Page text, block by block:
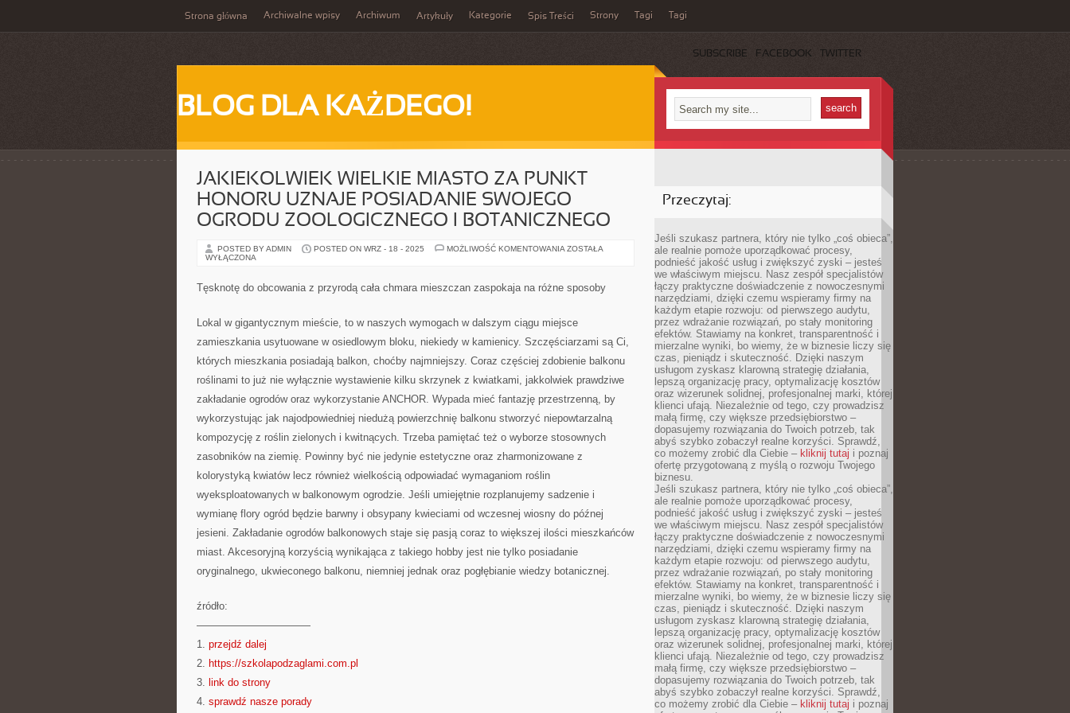
Strona główna Archiwalne wpisy Archiwum Artykuły Kategorie Spis Treści Strony Tagi Tagi
SUBSCRIBE FACEBOOK TWITTER
BLOG DLA KAŻDEGO!
JAKIEKOLWIEK WIELKIE MIASTO ZA PUNKT
HONORU UZNAJE POSIADANIE SWOJEGO
OGRODU ZOOLOGICZNEGO I BOTANICZNEGO
POSTED BY ADMIN POSTED ON WRZ - 18 - 2025 MOŻLIWOŚĆ KOMENTOWANIA JAKIEKOLWIEK
HONORU
OGRODU
I
ZOSTAŁA
WYŁĄCZONA
Tęsknotę do obcowania z przyrodą cała chmara mieszczan zaspokaja na różne sposoby
Lokal w gigantycznym mieście, to w naszych wymogach w dalszym ciągu miejsce
zamieszkania usytuowane w osiedlowym bloku, niekiedy w kamienicy. Szczęściarzami są Ci,
których mieszkania posiadają balkon, choćby najmniejszy. Coraz częściej zdobienie balkonu
roślinami to już nie wyłącznie wystawienie kilku skrzynek z kwiatkami, jakkolwiek prawdziwe
zakładanie ogrodów oraz wykorzystanie ANCHOR. Wypada mieć fantazję przestrzenną, by
wykorzystując jak najodpowiedniej niedużą powierzchnię balkonu stworzyć niepowtarzalną
kompozycję z roślin zielonych i kwitnących. Trzeba pamiętać też o wyborze stosownych
zasobników na ziemię. Powinny być nie jedynie estetyczne oraz zharmonizowane z
kolorystyką kwiatów lecz również wielkością odpowiadać wymaganiom roślin
wyeksploatowanych w balkonowym ogrodzie. Jeśli umiejętnie rozplanujemy sadzenie i
wymianę flory ogród będzie barwny i obsypany kwieciami od wczesnej wiosny do późnej
jesieni. Zakładanie ogrodów balkonowych staje się pasją coraz to większej ilości mieszkańców
miast. Akcesoryjną korzyścią wynikająca z takiego hobby jest nie tylko posiadanie
oryginalnego, ukwieconego balkonu, niemniej jednak oraz pogłębianie wiedzy botanicznej.
źródło:
———————————
1. przejdź dalej
2. https://szkolapodzaglami.com.pl
3. link do strony
4. sprawdź nasze porady
Przeczytaj:
Jeśli szukasz partnera, który nie tylko „coś obieca”,
ale realnie pomoże uporządkować procesy,
podnieść jakość usług i zwiększyć zyski – jesteś
we właściwym miejscu. Nasz zespół specjalistów
łączy praktyczne doświadczenie z nowoczesnymi
narzędziami, dzięki czemu wspieramy firmy na
każdym etapie rozwoju: od pierwszego audytu,
przez wdrażanie rozwiązań, po stały monitoring
efektów. Stawiamy na konkret, transparentność i
mierzalne wyniki, bo wiemy, że w biznesie liczy się
czas, pieniądz i skuteczność. Dzięki naszym
usługom zyskasz klarowną strategię działania,
lepszą organizację pracy, optymalizację kosztów
oraz wizerunek solidnej, profesjonalnej marki, której
klienci ufają. Niezależnie od tego, czy prowadzisz
małą firmę, czy większe przedsiębiorstwo –
dopasujemy rozwiązania do Twoich potrzeb, tak
abyś szybko zobaczył realne korzyści. Sprawdź,
co możemy zrobić dla Ciebie – kliknij tutaj i poznaj
ofertę przygotowaną z myślą o rozwoju Twojego
biznesu.
Jeśli szukasz partnera, który nie tylko „coś obieca”,
ale realnie pomoże uporządkować procesy,
podnieść jakość usług i zwiększyć zyski – jesteś
we właściwym miejscu. Nasz zespół specjalistów
łączy praktyczne doświadczenie z nowoczesnymi
narzędziami, dzięki czemu wspieramy firmy na
każdym etapie rozwoju: od pierwszego audytu,
przez wdrażanie rozwiązań, po stały monitoring
efektów. Stawiamy na konkret, transparentność i
mierzalne wyniki, bo wiemy, że w biznesie liczy się
czas, pieniądz i skuteczność. Dzięki naszym
usługom zyskasz klarowną strategię działania,
lepszą organizację pracy, optymalizację kosztów
oraz wizerunek solidnej, profesjonalnej marki, której
klienci ufają. Niezależnie od tego, czy prowadzisz
małą firmę, czy większe przedsiębiorstwo –
dopasujemy rozwiązania do Twoich potrzeb, tak
abyś szybko zobaczył realne korzyści. Sprawdź,
co możemy zrobić dla Ciebie – kliknij tutaj i poznaj